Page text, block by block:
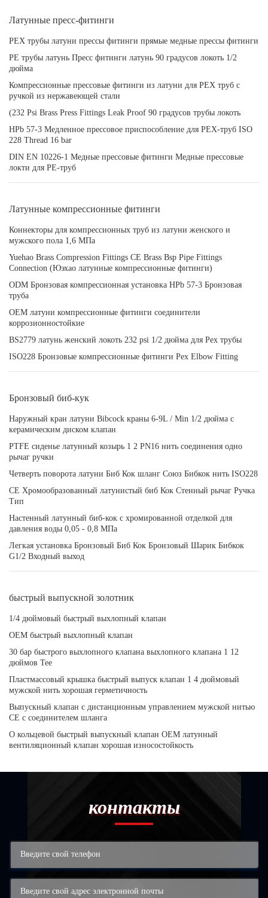
Латунные пресс-фитинги
PEX трубы латуни прессы фитинги прямые медные прессы фитинги
PE трубы латунь Пресс фитинги латунь 90 градусов локоть 1/2
дюйма
Компрессионные прессовые фитинги из латуни для PEX труб с
ручкой из нержавеющей стали
(232 Psi Brass Press Fittings Leak Proof 90 градусов трубы локоть
HPb 57-3 Медленное прессовое приспособление для PEX-труб ISO
228 Thread 16 bar
DIN EN 10226-1 Медные прессовые фитинги Медные прессовые
локти для PE-труб
Латунные компрессионные фитинги
Коннекторы для компрессионных труб из латуни женского и
мужского пола 1,6 МПа
Yuehao Brass Compression Fittings CE Brass Bsp Pipe Fittings
Connection (Юэхао латунные компрессионные фитинги)
ODM Бронзовая компрессионная установка HPb 57-3 Бронзовая
труба
OEM латуни компрессионные фитинги соединители
коррозионностойкие
BS2779 латунь женский локоть 232 psi 1/2 дюйма для Pex трубы
ISO228 Бронзовые компрессионные фитинги Pex Elbow Fitting
Бронзовый биб-кук
Наружный кран латуни Bibcock краны 6-9L / Min 1/2 дюйма с
керамическим диском клапан
PTFE сиденье латунный козырь 1 2 PN16 нить соединения одно
рычаг ручки
Четверть поворота латуни Биб Кок шланг Союз Бибкок нить ISO228
CE Хромообразованный латунистый биб Кок Стенный рычаг Ручка
Тип
Настенный латунный биб-кок с хромированной отделкой для
давления воды 0,05 - 0,8 МПа
Легкая установка Бронзовый Биб Кок Бронзовый Шарик Бибкок
G1/2 Входный выход
быстрый выпускной золотник
1/4 дюймовый быстрый выхлопный клапан
OEM быстрый выхлопный клапан
30 бар быстрого выхлопного клапана выхлопного клапана 1 12
дюймов Tee
Пластмассовый крышка быстрый выпуск клапан 1 4 дюймовый
мужской нить хорошая герметичность
Выпускный клапан с дистанционным управлением мужской нитью
CE с соединителем шланга
O кольцевой быстрый выпускный клапан OEM латунный
вентиляционный клапан хорошая износостойкость
контакты